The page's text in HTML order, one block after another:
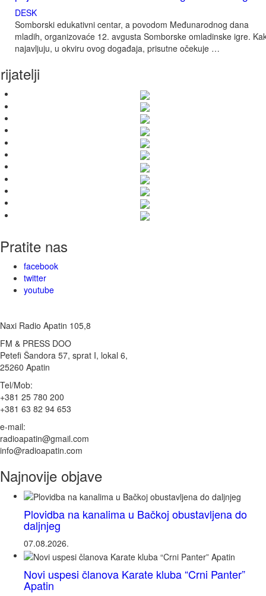
DESK
Somborski edukativni centar, a povodom Međunarodnog dana
mladih, organizovaće 12. avgusta Somborske omladinske igre.
najavljuju, u okviru ovog događaja, prisutne očekuje …
Pratite nas
facebook
twitter
youtube
Naxi Radio Apatin 105,8
FM & PRESS DOO
Petefi Šandora 57, sprat I, lokal 6,
25260 Apatin
Tel/Mob:
+381 25 780 200
+381 63 82 94 653
e-mail:
radioapatin@gmail.com
info@radioapatin.com
Najnovije objave
Plovidba na kanalima u Bačkoj obustavljena do
daljnjeg
07.08.2026.
Novi uspesi članova Karate kluba “Crni Panter”
Apatin